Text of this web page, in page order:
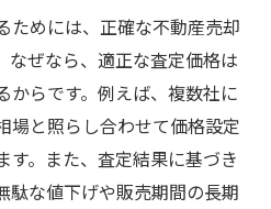
ためには、正確な不動産売却
なぜなら、適正な査定価格は
からです。例えば、複数社に
場と照らし合わせて価格設定
す。また、査定結果に基づき
駄な値下げや販売期間の長期